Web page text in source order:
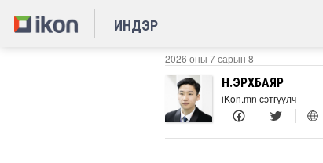
ИНДЭР
2026 оны 7 сарын 8
Н.ЭРХБАЯР
iKon.mn сэтгүүлч